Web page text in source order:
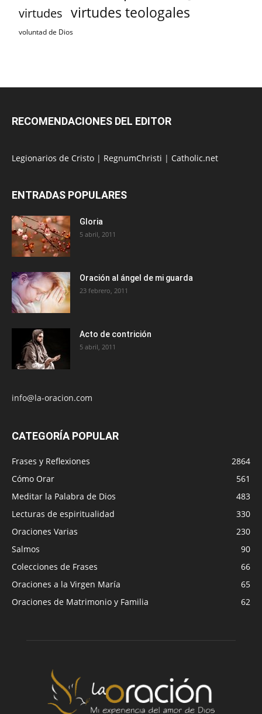
virtudes virtudes teologales
voluntad de Dios
RECOMENDACIONES DEL EDITOR
Legionarios de Cristo | RegnumChristi | Catholic.net
ENTRADAS POPULARES
Gloria
5 abril, 2011
Oración al ángel de mi guarda
23 febrero, 2011
Acto de contrición
5 abril, 2011
info@la-oracion.com
CATEGORÍA POPULAR
Frases y Reflexiones
2864
Cómo Orar
561
Meditar la Palabra de Dios
483
Lecturas de espiritualidad
330
Oraciones Varias
230
Salmos
90
Colecciones de Frases
66
Oraciones a la Virgen María
65
Oraciones de Matrimonio y Familia
62